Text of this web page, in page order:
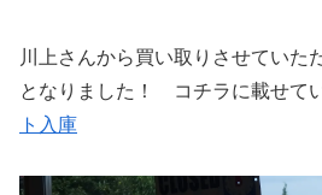
川上さんから買い取りさせていた
となりました！ コチラに載せて
ト入庫